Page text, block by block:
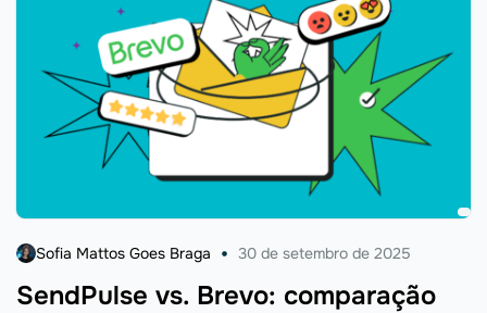
SendPulse vs. Brevo: comparação
Sofia Mattos Goes Braga 30 de setembro de 2025